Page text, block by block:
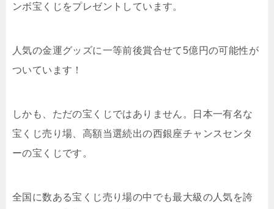
ンボ宝くじをプレゼントしています。
人気の金運グッズに一等前後賞合せて5億円の可能性が
ついています！
しかも、ただの宝くじではありません。日本一有名な
宝くじ売り場、高額当選続出の西銀座チャンスセンタ
ーの宝くじです。
全国に数ある宝くじ売り場の中でも最大級の人気を誇